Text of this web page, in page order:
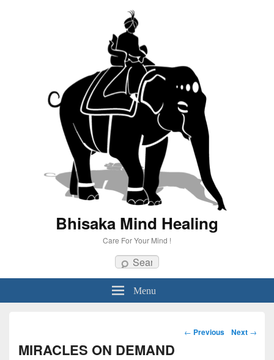
Bhisaka Mind Healing
Care For Your Mind !
Search
Menu
Post
navigation
← Previous Next →
MIRACLES ON DEMAND